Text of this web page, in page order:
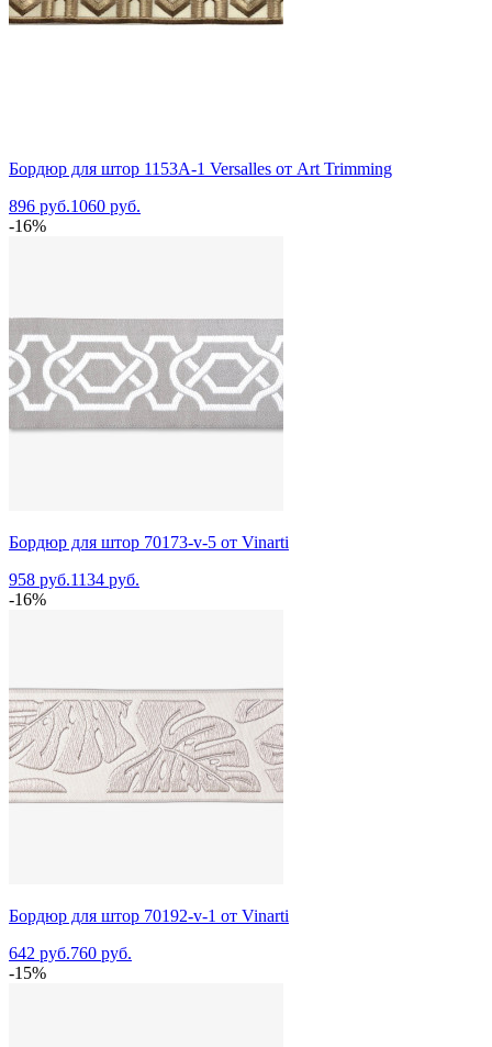
Бордюр для штор 1153A-1 Versalles от Art Trimming
896 руб.1060 руб.
-16%
Бордюр для штор 70173-v-5 от Vinarti
958 руб.1134 руб.
-16%
Бордюр для штор 70192-v-1 от Vinarti
642 руб.760 руб.
-15%